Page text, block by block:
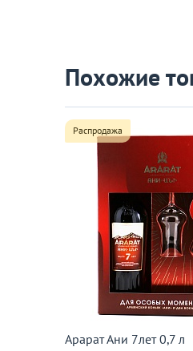
Похожие
Распродажа
Арарат Ани 7лет 0,7 л